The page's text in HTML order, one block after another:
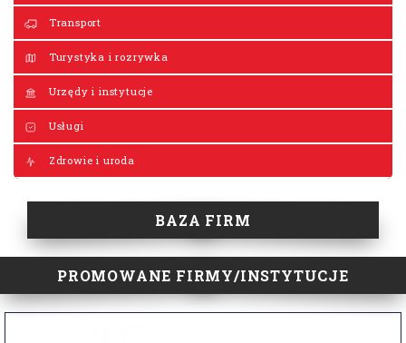
Transport
Turystyka i rozrywka
Urzędy i instytucje
Usługi
Zdrowie i uroda
BAZA FIRM
PROMOWANE FIRMY/INSTYTUCJE